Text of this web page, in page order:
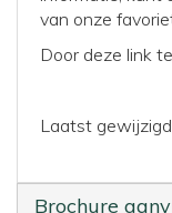
van onze
Door deze link
Laatst
Brochure